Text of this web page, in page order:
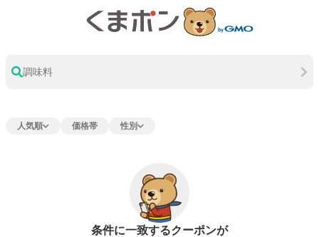
調味料
人気順 価格帯 性別
条件に一致するクーポンが